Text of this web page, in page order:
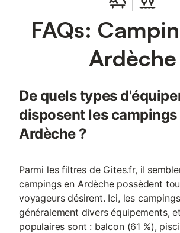
FAQs:
Ardèche
De quels types
disposent les campings
Ardèche ?
Parmi les filtres de Gites.fr, il
campings en Ardèche possèdent
voyageurs désirent. Ici, les
généralement divers équipements,
populaires sont : balcon (61 %),